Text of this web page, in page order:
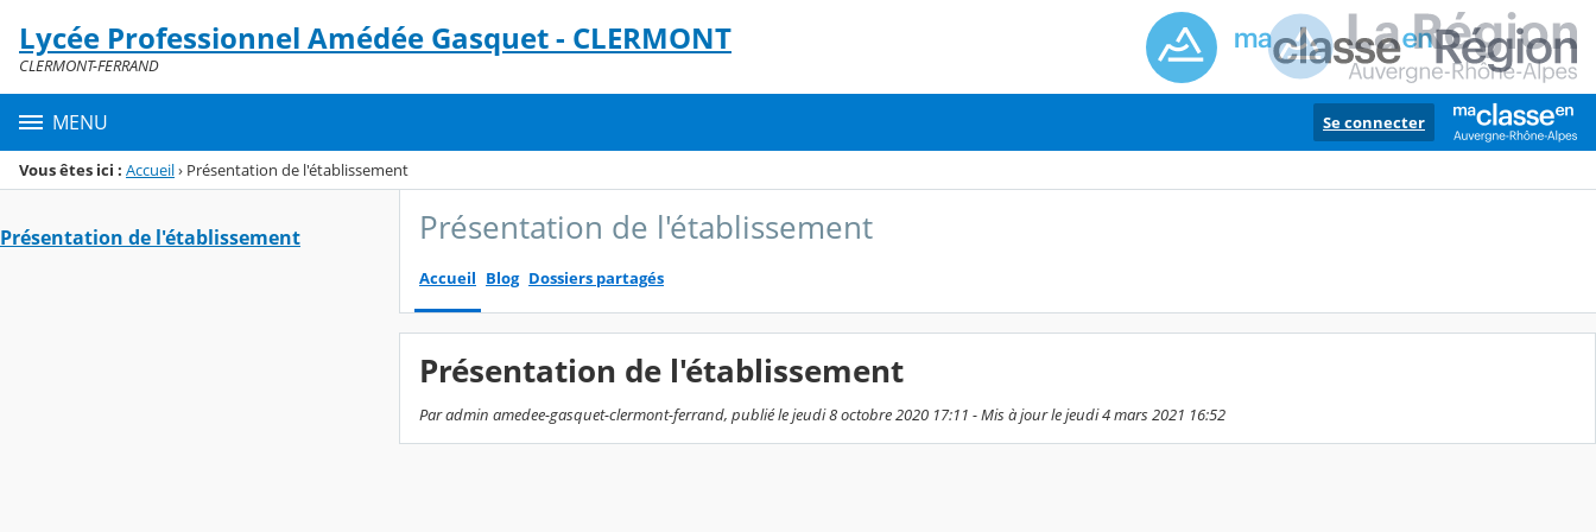
Menu de la rubrique
Contenu
Lycée Professionnel Amédée Gasquet - CLERMONT
CLERMONT-FERRAND
MENU Se connecter
Vous êtes ici : Accueil› Présentation de l'établissement
Présentation de l'établissement Présentation de l'établissement
Accueil Blog Dossiers partagés
Présentation de l'établissement
Par admin amedee-gasquet-clermont-ferrand, publié le jeudi 8 octobre 2020 17:11 - Mis à jour le jeudi 4 mars 2021 16:52